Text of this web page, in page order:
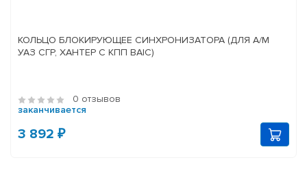
КОЛЬЦО БЛОКИРУЮЩЕЕ СИНХРОНИЗАТОРА (ДЛЯ А/М
УАЗ СГР, ХАНТЕР С КПП BAIC)
0 отзывов
заканчивается
3 892 ₽